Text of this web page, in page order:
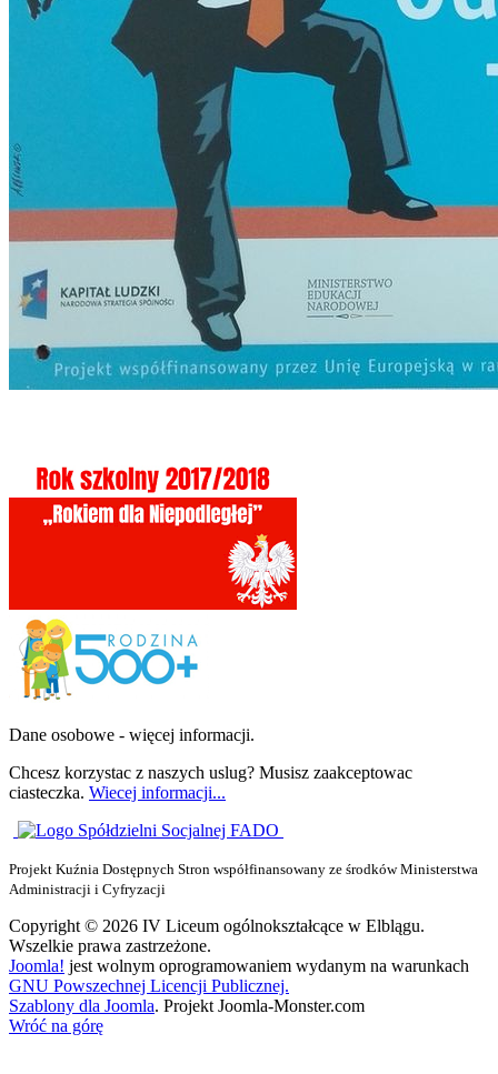
Dane osobowe - więcej informacji.
Chcesz korzystac z naszych uslug? Musisz zaakceptowac
ciasteczka. Wiecej informacji...
Projekt Kuźnia Dostępnych Stron współfinansowany ze środków Ministerstwa
Administracji i Cyfryzacji
Copyright © 2026 IV Liceum ogólnokształcące w Elblągu.
Wszelkie prawa zastrzeżone.
Joomla! jest wolnym oprogramowaniem wydanym na warunkach
GNU Powszechnej Licencji Publicznej.
Szablony dla Joomla. Projekt Joomla-Monster.com
Wróć na górę